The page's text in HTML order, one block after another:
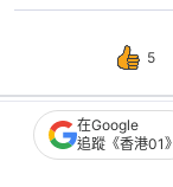
5
娛樂 即時娛樂
在Google
追蹤《香港01》